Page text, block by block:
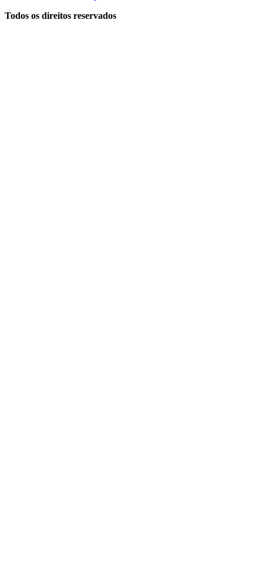
Todos os direitos reservados